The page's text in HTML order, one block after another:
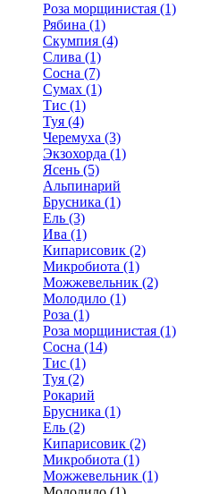
Роза морщинистая (1)
Рябина (1)
Скумпия (4)
Слива (1)
Сосна (7)
Сумах (1)
Тис (1)
Туя (4)
Черемуха (3)
Экзохорда (1)
Ясень (5)
Альпинарий
Брусника (1)
Ель (3)
Ива (1)
Кипарисовик (2)
Микробиота (1)
Можжевельник (2)
Молодило (1)
Роза (1)
Роза морщинистая (1)
Сосна (14)
Тис (1)
Туя (2)
Рокарий
Брусника (1)
Ель (2)
Кипарисовик (2)
Микробиота (1)
Можжевельник (1)